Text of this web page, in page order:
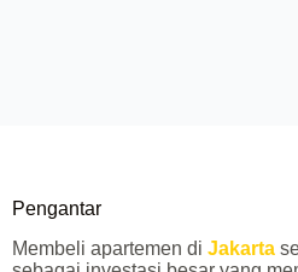
Pengantar
Membeli apartemen di Jakarta